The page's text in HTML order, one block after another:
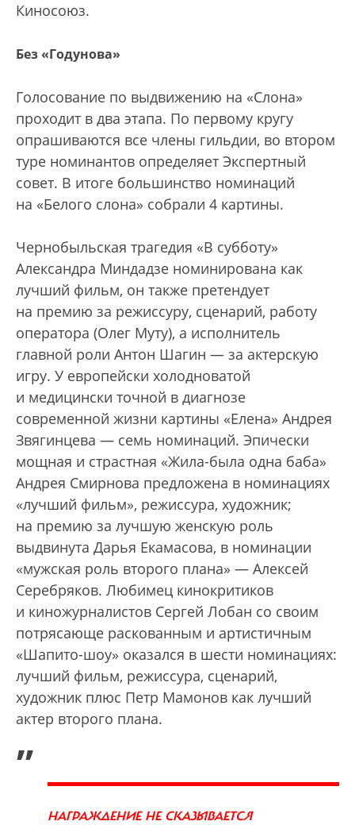
Киносоюз.
Без «Годунова»
Голосование по выдвижению на «Слона»
проходит в два этапа. По первому кругу
опрашиваются все члены гильдии, во втором
туре номинантов определяет Экспертный
совет. В итоге большинство номинаций
на «Белого слона» собрали 4 картины.
Чернобыльская трагедия «В субботу»
Александра Миндадзе номинирована как
лучший фильм, он также претендует
на премию за режиссуру, сценарий, работу
оператора (Олег Муту), а исполнитель
главной роли Антон Шагин — за актерскую
игру. У европейски холодноватой
и медицински точной в диагнозе
современной жизни картины «Елена» Андрея
Звягинцева — семь номинаций. Эпически
мощная и страстная «Жила-была одна баба»
Андрея Смирнова предложена в номинациях
«лучший фильм», режиссура, художник;
на премию за лучшую женскую роль
выдвинута Дарья Екамасова, в номинации
«мужская роль второго плана» — Алексей
Серебряков. Любимец кинокритиков
и киножурналистов Сергей Лобан со своим
потрясающе раскованным и артистичным
«Шапито-шоу» оказался в шести номинациях:
лучший фильм, режиссура, сценарий,
художник плюс Петр Мамонов как лучший
актер второго плана.
„
НАГРАЖДЕНИЕ НЕ СКАЗЫВАЕТСЯ